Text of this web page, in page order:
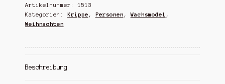
Artikelnummer:1513
Kategorien: Krippe , Personen ,Wachsmodel ,
Weihnachten
Beschreibung